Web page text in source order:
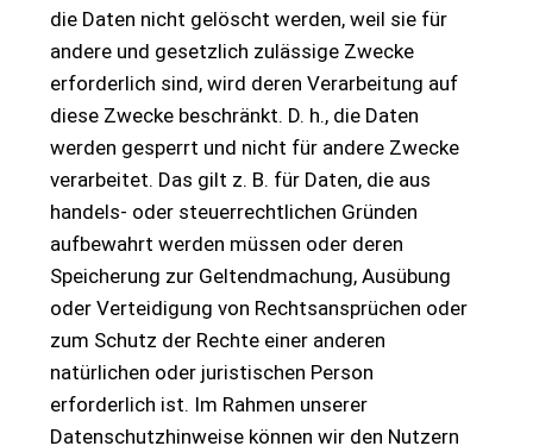
die Daten nicht gelöscht werden, weil sie für
andere und gesetzlich zulässige Zwecke
erforderlich sind, wird deren Verarbeitung auf
diese Zwecke beschränkt. D. h., die Daten
werden gesperrt und nicht für andere Zwecke
verarbeitet. Das gilt z. B. für Daten, die aus
handels- oder steuerrechtlichen Gründen
aufbewahrt werden müssen oder deren
Speicherung zur Geltendmachung, Ausübung
oder Verteidigung von Rechtsansprüchen oder
zum Schutz der Rechte einer anderen
natürlichen oder juristischen Person
erforderlich ist. Im Rahmen unserer
Datenschutzhinweise können wir den Nutzern